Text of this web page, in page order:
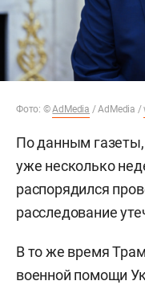
Фото: ©AdMedia / AdMedia /
По данным
уже несколько
распорядился
расследование
В то же время
военной помощи